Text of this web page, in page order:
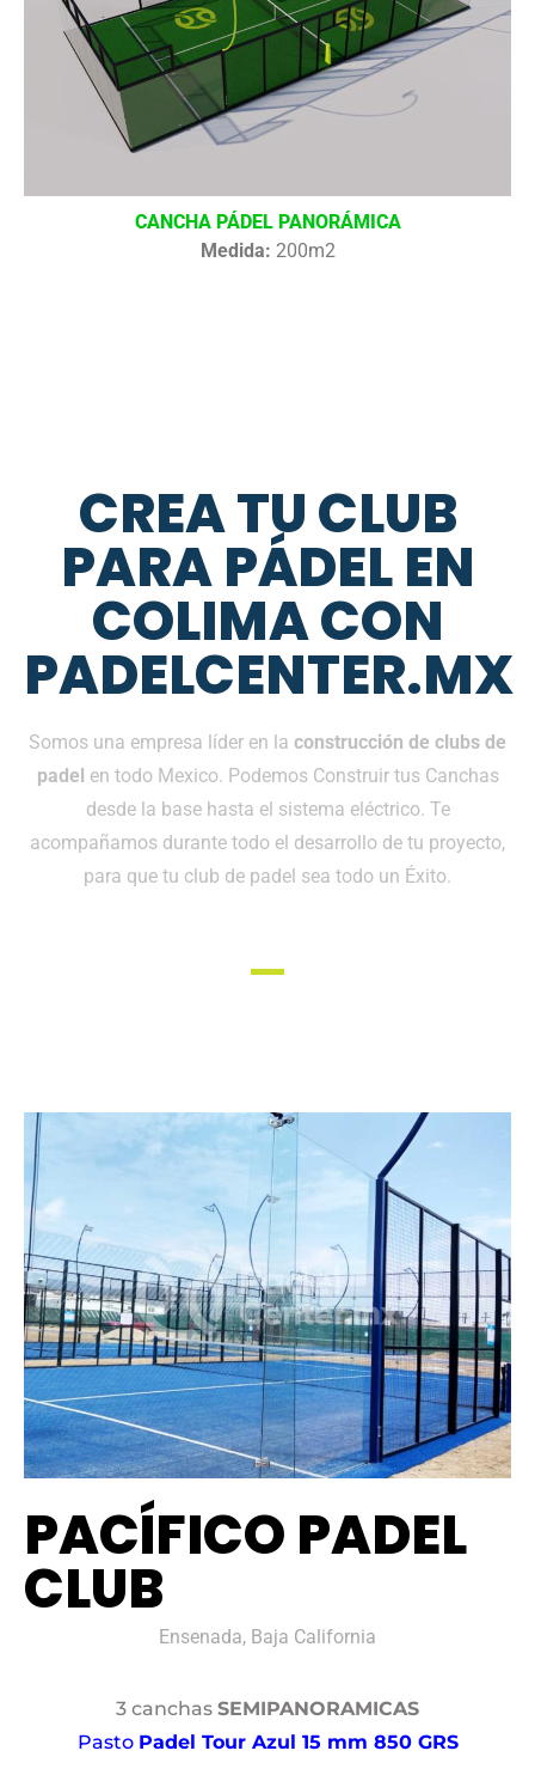
CANCHA PÁDEL PANORÁMICA
Medida: 200m2
CREA TU CLUB
PARA PÁDEL EN
COLIMA CON
PADELCENTER.MX
Somos una empresa líder en la construcción de clubs de
padel en todo Mexico. Podemos Construir tus Canchas
desde la base hasta el sistema eléctrico. Te
acompañamos durante todo el desarrollo de tu proyecto,
para que tu club de padel sea todo un Éxito.
PACÍFICO PADEL
CLUB
Ensenada, Baja California
3 canchas SEMIPANORAMICAS
Pasto Padel Tour Azul 15 mm 850 GRS